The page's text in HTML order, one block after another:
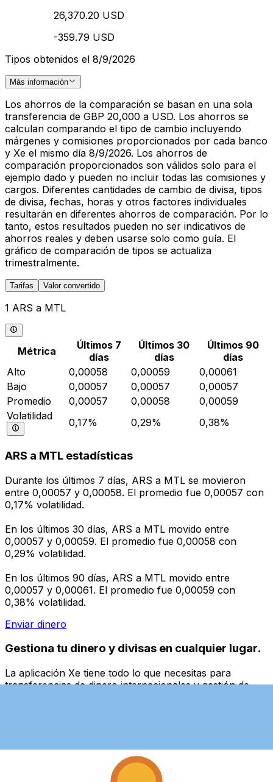
26,370.20 USD
-359.79 USD
Tipos obtenidos el 8/9/2026
Más información
Los ahorros de la comparación se basan en una sola
transferencia de GBP 20,000 a USD. Los ahorros se
calculan comparando el tipo de cambio incluyendo
márgenes y comisiones proporcionados por cada banco
y Xe el mismo día 8/9/2026. Los ahorros de
comparación proporcionados son válidos solo para el
ejemplo dado y pueden no incluir todas las comisiones y
cargos. Diferentes cantidades de cambio de divisa, tipos
de divisa, fechas, horas y otros factores individuales
resultarán en diferentes ahorros de comparación. Por lo
tanto, estos resultados pueden no ser indicativos de
ahorros reales y deben usarse solo como guía. El
gráfico de comparación de tipos se actualiza
trimestralmente.
Tarifas Valor convertido
1 ARS a MTL
Métrica
Últimos 7
días
Últimos 30
días
Últimos 90
días
Alto
0,00058 0,00059
0,00061
Bajo
0,00057 0,00057
0,00057
Promedio
0,00057 0,00058
0,00059
Volatilidad
0,17% 0,29% 0,38%
ARS a MTL estadísticas
Durante los últimos 7 días, ARS a MTL se movieron
entre 0,00057 y 0,00058. El promedio fue 0,00057 con
0,17% volatilidad.
En los últimos 30 días, ARS a MTL movido entre
0,00057 y 0,00059. El promedio fue 0,00058 con
0,29% volatilidad.
En los últimos 90 días, ARS a MTL movido entre
0,00057 y 0,00061. El promedio fue 0,00059 con
0,38% volatilidad.
Enviar dinero
Gestiona tu dinero y divisas en cualquier lugar.
La aplicación Xe tiene todo lo que necesitas para
transferencias de dinero internacionales y gestión de